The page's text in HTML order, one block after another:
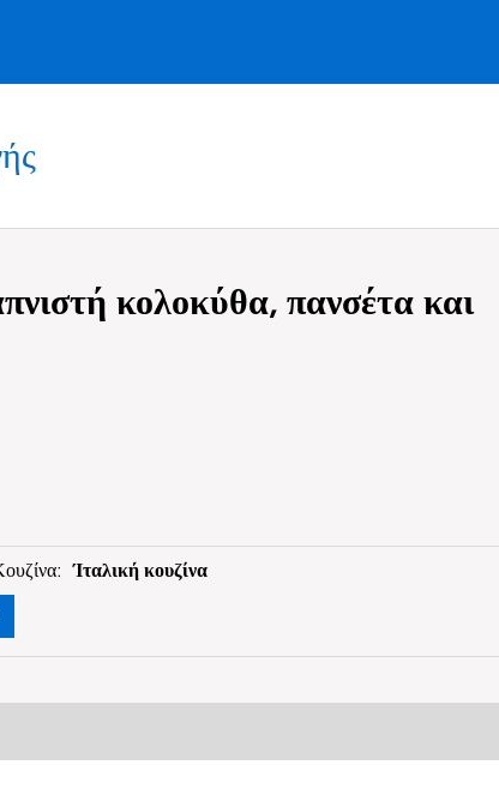
κολοκύθα, πανσέτα και
Ίταλική κουζίνα